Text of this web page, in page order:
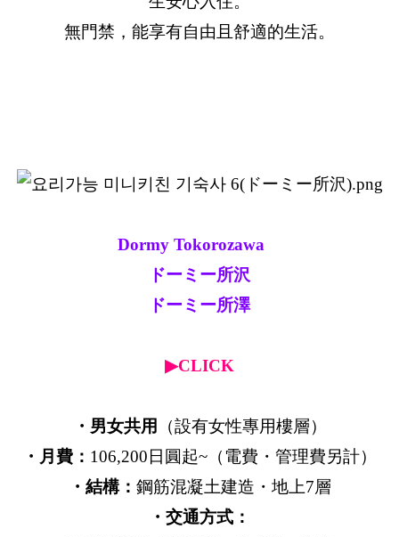
無門禁，能享有自由且舒適的生活。
Dormy Tokorozawa
ドーミー所沢
ドーミー所澤
▶CLICK
・男女共用
（設有女性專用樓層）
・月費： 106,200日圓起~（電費・管理費另計）
・結構： 鋼筋混凝土建造・地上7層
・交通方式：